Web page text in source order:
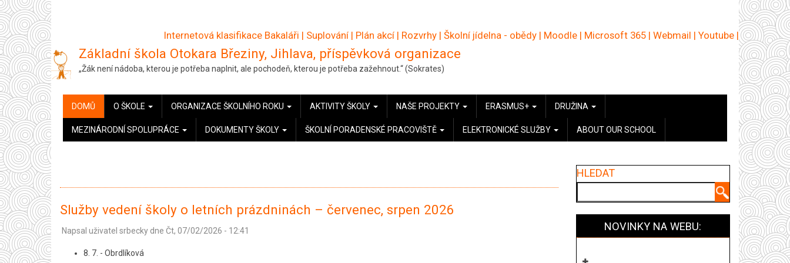
Přejít
k
hlavnímu
obsahu
Internetová klasifikace Bakaláři | Suplování | Plán akcí | Rozvrhy | Školní jídelna - obědy | Moodle | Microsoft 365 | Webmail | Youtube |
Základní škola Otokara Březiny, Jihlava, příspěvková organizace
„Žák není nádoba, kterou je potřeba naplnit, ale pochodeň, kterou je potřeba zažehnout.“ (Sokrates)
HLAVNÍ
NAVIGACE
DOMŮ O ŠKOLE ORGANIZACE ŠKOLNÍHO ROKU AKTIVITY ŠKOLY NAŠE PROJEKTY ERASMUS+ DRUŽINA
MEZINÁRODNÍ SPOLUPRÁCE DOKUMENTY ŠKOLY ŠKOLNÍ PORADENSKÉ PRACOVIŠTĚ ELEKTRONICKÉ SLUŽBY ABOUT OUR SCHOOL
Služby vedení školy o letních prázdninách – červenec, srpen 2026
Napsal uživatel srbecky dne Čt, 07/02/2026 - 12:41
8. 7. - Obrdlíková
HLEDAT
NOVINKY NA WEBU: